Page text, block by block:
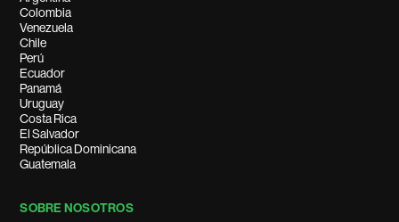
Colombia
Venezuela
Chile
Perú
Ecuador
Panamá
Uruguay
Costa Rica
El Salvador
República Dominicana
Guatemala
SOBRE NOSOTROS